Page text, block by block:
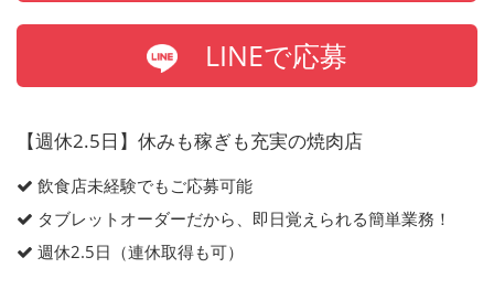
LINEで応募
【週休2.5日】休みも稼ぎも充実の焼肉店
飲食店未経験でもご応募可能
タブレットオーダーだから、即日覚えられる簡単業務！
週休2.5日（連休取得も可）